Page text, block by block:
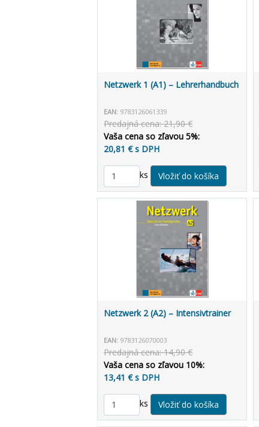
Netzwerk 1 (A1) – Lehrerhandbuch
EAN: 9783126061339
Predajná cena: 21,90 €
Vaša cena so zľavou 5%:
20,81 € s DPH
ks
Netzwerk 2 (A2) – Intensivtrainer
EAN: 9783126070003
Predajná cena: 14,90 €
Vaša cena so zľavou 10%:
13,41 € s DPH
ks